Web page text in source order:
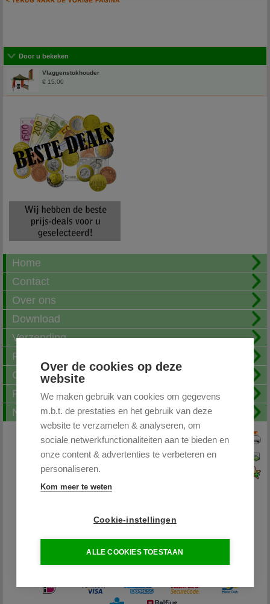
Over de cookies op deze
website
We maken gebruik van cookies om gegevens
m.b.t. de prestaties en het gebruik van deze
website te verzamelen & analyseren, om
sociale netwerkfunctionaliteiten aan te bieden en
onze content & advertenties te verbeteren en
personaliseren.
Kom meer te weten
Cookie-instellingen
ALLE COOKIES TOESTAAN
Door u bekeken
Vlaggenstokhouder
€ 15,00
Home
Contact
Over ons
Download
Verzending
Fotoalbum
Openingstijden
FAQ
Nieuwsbrief
Print deze pagina
Pagina doorsturen